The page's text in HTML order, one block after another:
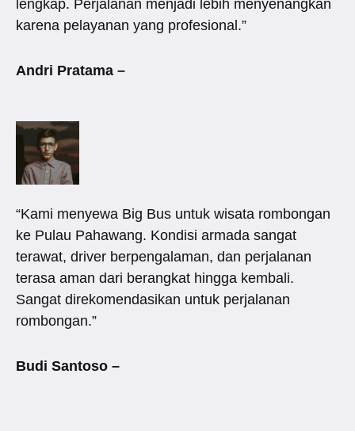
lengkap. Perjalanan menjadi lebih menyenangkan
karena pelayanan yang profesional.”
Andri Pratama –
“Kami menyewa Big Bus untuk wisata rombongan
ke Pulau Pahawang. Kondisi armada sangat
terawat, driver berpengalaman, dan perjalanan
terasa aman dari berangkat hingga kembali.
Sangat direkomendasikan untuk perjalanan
rombongan.”
Budi Santoso –